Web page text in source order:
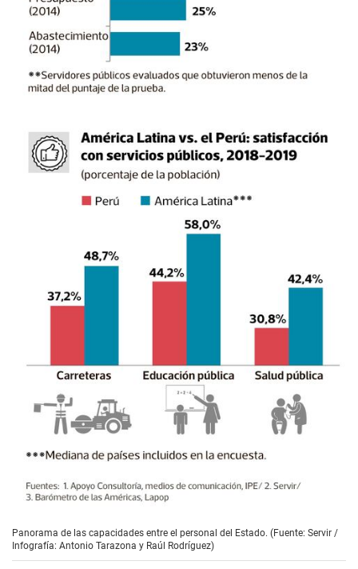
Panorama de las capacidades entre el personal del Estado. (Fuente: Servir /
Infografía: Antonio Tarazona y Raúl Rodríguez)